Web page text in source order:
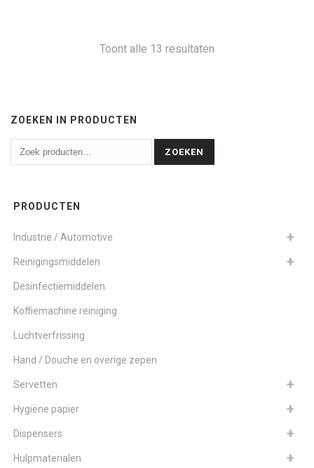
Toont alle 13 resultaten
ZOEKEN IN PRODUCTEN
ZOEKEN
PRODUCTEN
Industrie / Automotive
Reinigingsmiddelen
Desinfectiemiddelen
Koffiemachine reiniging
Luchtverfrissing
Hand / Douche en overige zepen
Servetten
Hygiëne papier
Dispensers
Hulpmaterialen